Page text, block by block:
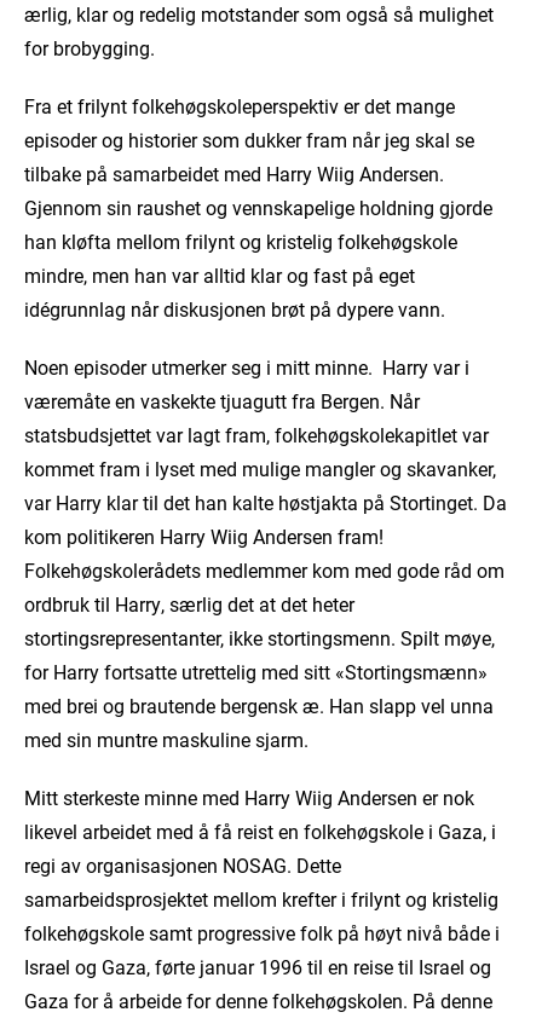
ærlig, klar og redelig motstander som også så mulighet
for brobygging.
Fra et frilynt folkehøgskoleperspektiv er det mange
episoder og historier som dukker fram når jeg skal se
tilbake på samarbeidet med Harry Wiig Andersen.
Gjennom sin raushet og vennskapelige holdning gjorde
han kløfta mellom frilynt og kristelig folkehøgskole
mindre, men han var alltid klar og fast på eget
idégrunnlag når diskusjonen brøt på dypere vann.
Noen episoder utmerker seg i mitt minne. Harry var i
væremåte en vaskekte tjuagutt fra Bergen. Når
statsbudsjettet var lagt fram, folkehøgskolekapitlet var
kommet fram i lyset med mulige mangler og skavanker,
var Harry klar til det han kalte høstjakta på Stortinget. Da
kom politikeren Harry Wiig Andersen fram!
Folkehøgskolerådets medlemmer kom med gode råd om
ordbruk til Harry, særlig det at det heter
stortingsrepresentanter, ikke stortingsmenn. Spilt møye,
for Harry fortsatte utrettelig med sitt «Stortingsmænn»
med brei og brautende bergensk æ. Han slapp vel unna
med sin muntre maskuline sjarm.
Mitt sterkeste minne med Harry Wiig Andersen er nok
likevel arbeidet med å få reist en folkehøgskole i Gaza, i
regi av organisasjonen NOSAG. Dette
samarbeidsprosjektet mellom krefter i frilynt og kristelig
folkehøgskole samt progressive folk på høyt nivå både i
Israel og Gaza, førte januar 1996 til en reise til Israel og
Gaza for å arbeide for denne folkehøgskolen. På denne